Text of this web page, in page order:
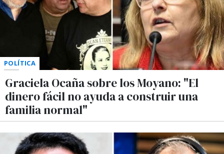
POLÍTICA
Graciela Ocaña sobre los Moyano: "El
dinero fácil no ayuda a construir una
familia normal"